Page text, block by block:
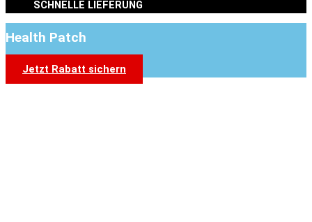
SCHNELLE LIEFERUNG
Health Patch
Jetzt Rabatt sichern